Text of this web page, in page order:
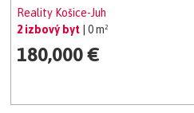
Reality Košice-Juh
2 izbový byt
| 0 m²
180,000 €